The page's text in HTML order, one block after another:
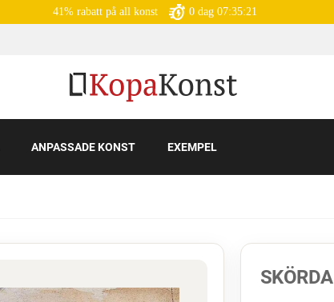
41% rabatt på all konst 0 dag 07:35:19
ANPASSADE KONST EXEMPEL
SKÖRDA